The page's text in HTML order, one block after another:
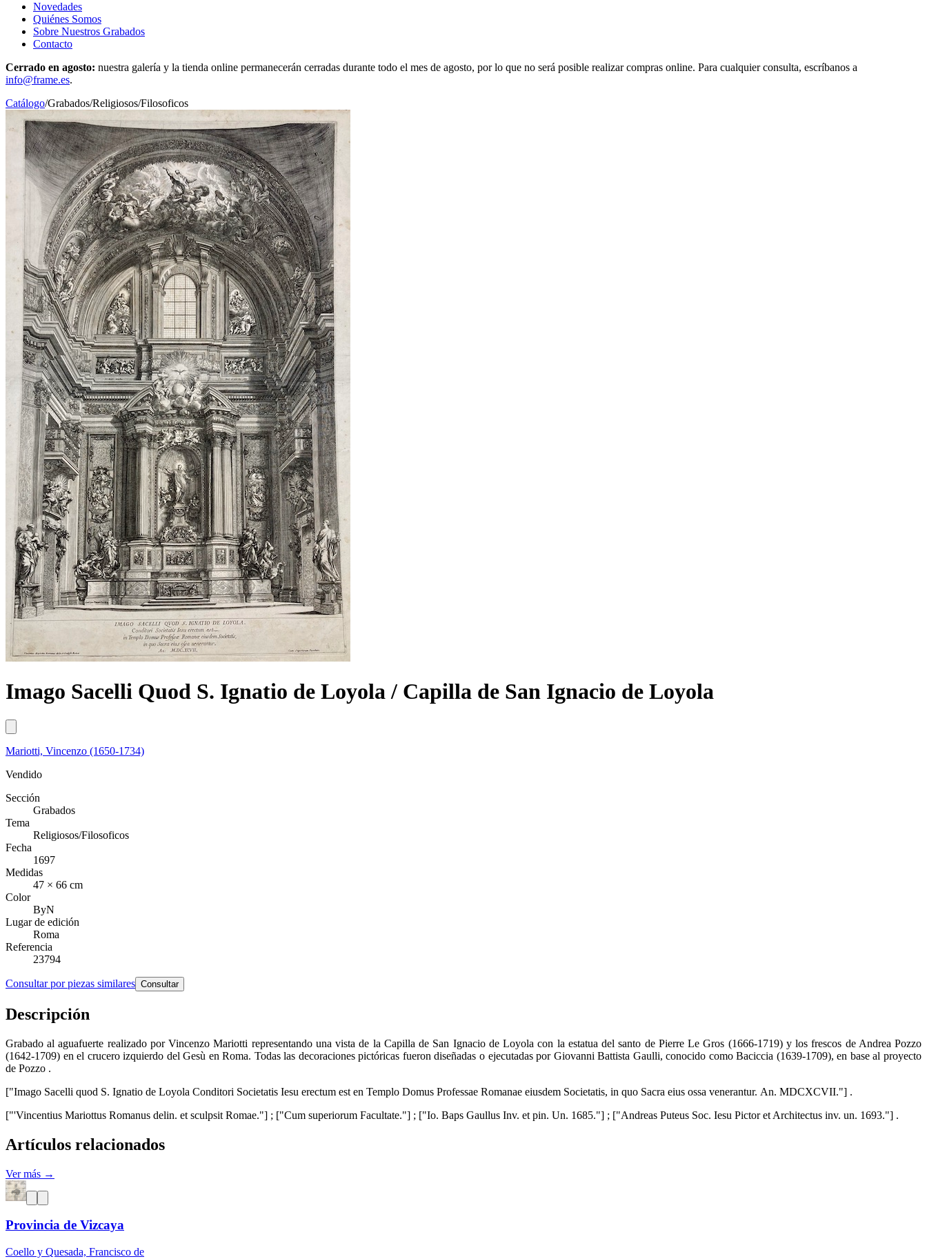
Novedades
Quiénes Somos
Sobre Nuestros Grabados
Contacto
Cerrado en agosto: nuestra galería y la tienda online permanecerán cerradas durante todo el mes de agosto, por lo que no será posible realizar compras online. Para cualquier consulta, escríbanos a
info@frame.es.
Catálogo/Grabados/Religiosos/Filosoficos
Imago Sacelli Quod S. Ignatio de Loyola / Capilla de San Ignacio de Loyola
Mariotti, Vincenzo (1650-1734)
Vendido
Sección
Grabados
Tema
Religiosos/Filosoficos
Fecha
1697
Medidas
47 × 66 cm
Color
ByN
Lugar de edición
Roma
Referencia
23794
Consultar por piezas similares Consultar
Descripción
Grabado al aguafuerte realizado por Vincenzo Mariotti representando una vista de la Capilla de San Ignacio de Loyola con la estatua del santo de Pierre Le Gros (1666-1719) y los frescos de Andrea Pozzo
(1642-1709) en el crucero izquierdo del Gesù en Roma. Todas las decoraciones pictóricas fueron diseñadas o ejecutadas por Giovanni Battista Gaulli, conocido como Baciccia (1639-1709), en base al proyecto
de Pozzo .
["Imago Sacelli quod S. Ignatio de Loyola Conditori Societatis Iesu erectum est en Templo Domus Professae Romanae eiusdem Societatis, in quo Sacra eius ossa venerantur. An. MDCXCVII."] .
["'Vincentius Mariottus Romanus delin. et sculpsit Romae."] ; ["Cum superiorum Facultate."] ; ["Io. Baps Gaullus Inv. et pin. Un. 1685."] ; ["Andreas Puteus Soc. Iesu Pictor et Architectus inv. un. 1693."] .
Artículos relacionados
Ver más →
Provincia de Vizcaya
Coello y Quesada, Francisco de